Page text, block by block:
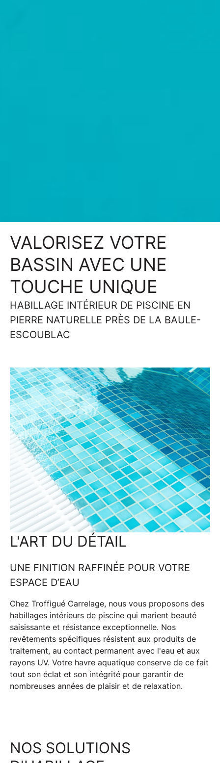
HABILLAGE INTÉRIEUR DE PISCINE EN
PIERRE NATURELLE PRÈS DE LA BAULE-
ESCOUBLAC
VALORISEZ VOTRE
BASSIN AVEC UNE
TOUCHE UNIQUE
L'ART DU DÉTAIL
UNE FINITION RAFFINÉE POUR VOTRE
ESPACE D’EAU
Chez Troffigué Carrelage, nous vous proposons des
habillages intérieurs de piscine qui marient beauté
saisissante et résistance exceptionnelle. Nos
revêtements spécifiques résistent aux produits de
traitement, au contact permanent avec l'eau et aux
rayons UV. Votre havre aquatique conserve de ce fait
tout son éclat et son intégrité pour garantir de
nombreuses années de plaisir et de relaxation.
NOS SOLUTIONS